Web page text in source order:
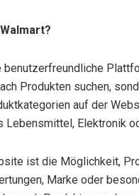
Produkten suchen,
auf der
Lebensmittel, Elektronik
ist die Möglichkeit,
Marke oder